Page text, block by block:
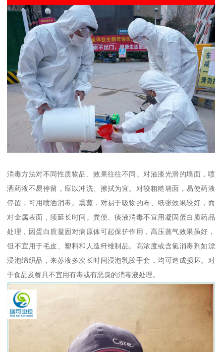
消毒方法对不同性质物品、效果往往不同。对油漆光滑的墙面，喷
洒药液不易停留，应以冲洗、擦拭为宜。对较粗糙墙面，易使药液
停留，可用喷洒消毒。熏蒸，对易于吸物的布、纸张效果较好，而
对金属表面，须延长时间。粪便、痰液消毒不宜用凝固蛋白质药品
处理，因蛋白质凝固对病原体可起保护作用，高压蒸气效果虽好，
但不宜用于毛皮、塑料和人造纤维制品。高浓度或含氯消毒剂如漂
浸泡绵织品，来苏液多次长时间浸泡乳胶手套，均可造成损坏。对
于食品及餐具不宜用有毒或有恶臭的消毒液处理。